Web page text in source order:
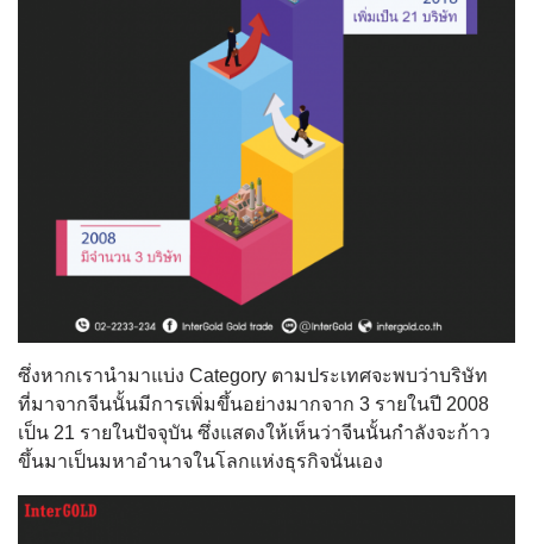
ซึ่งหากเรานำมาแบ่ง Category ตามประเทศจะพบว่าบริษัท
ที่มาจากจีนนั้นมีการเพิ่มขึ้นอย่างมากจาก 3 รายในปี 2008
เป็น 21 รายในปัจจุบัน ซึ่งแสดงให้เห็นว่าจีนนั้นกำลังจะก้าว
ขึ้นมาเป็นมหาอำนาจในโลกแห่งธุรกิจนั่นเอง